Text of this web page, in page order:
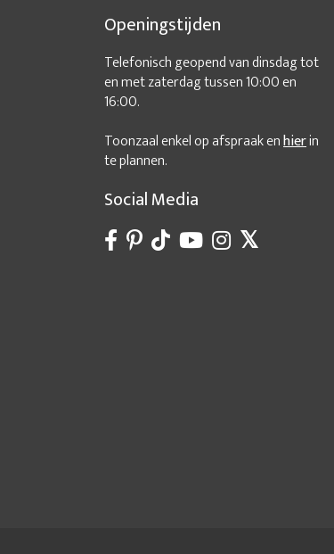
Openingstijden
Telefonisch geopend van dinsdag tot
en met zaterdag tussen 10:00 en
16:00.
Toonzaal enkel op afspraak enhierin
te plannen.
Social Media